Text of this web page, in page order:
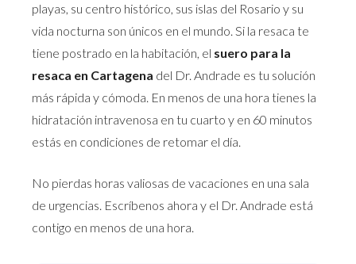
playas, su centro histórico, sus islas del Rosario y su
vida nocturna son únicos en el mundo. Si la resaca te
tiene postrado en la habitación, el suero para la
resaca en Cartagena del Dr. Andrade es tu solución
más rápida y cómoda. En menos de una hora tienes la
hidratación intravenosa en tu cuarto y en 60 minutos
estás en condiciones de retomar el día.
No pierdas horas valiosas de vacaciones en una sala
de urgencias. Escríbenos ahora y el Dr. Andrade está
contigo en menos de una hora.